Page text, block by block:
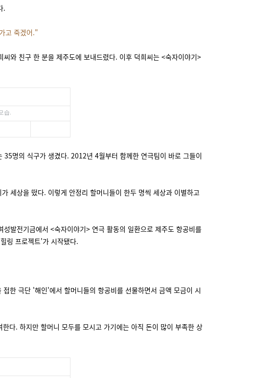
.
고 죽겠어."
와 친구 한 분을 제주도에 보내드렸다. 이후 덕희씨는 <숙자이야기>
습.
명의 식구가 생겼다. 2012년 4월부터 함께한 연극팀이 바로 그들이
세상을 떴다. 이렇게 안정리 할머니들이 한두 명씩 세상과 이별하고
발전기금에서 <숙자이야기> 연극 활동의 일환으로 제주도 항공비를
링 프로젝트'가 시작됐다.
한 극단 '해인'에서 할머니들의 항공비를 선물하면서 금액 모금이 시
다. 하지만 할머니 모두를 모시고 가기에는 아직 돈이 많이 부족한 상